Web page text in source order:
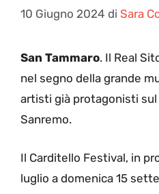
10 Giugno 2024 di Sara
San Tammaro. Il Real
nel segno della grande
artisti già protagonisti sul
Sanremo.
Il Carditello Festival, in
luglio a domenica 15